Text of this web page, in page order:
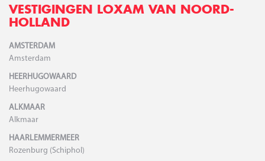
VESTIGINGEN LOXAM VAN NOORD-
HOLLAND
AMSTERDAM
Amsterdam
HEERHUGOWAARD
Heerhugowaard
ALKMAAR
Alkmaar
HAARLEMMERMEER
Rozenburg (Schiphol)